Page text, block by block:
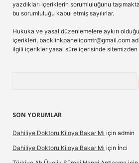
yazdıkları içeriklerin sorumluluğunu
bu sorumluluğu kabul etmiş sayılırlar.
Hukuka ve yasal düzenlemelere aykırı
içerikleri, backlinkpanelicomtr@gmail.com
ilgili içerikler yasal süre içerisinde sitemizden
SON YORUMLAR
Dahiliye Doktoru Kiloya Bakar Mı için admin
Dahiliye Doktoru Kiloya Bakar Mı için İnci